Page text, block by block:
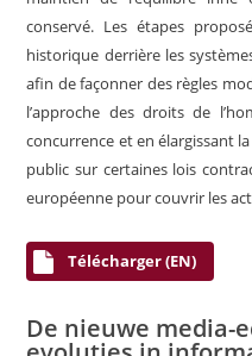
conservé. Les étapes
historique derrière les
afin de façonner des règles
l’approche des droits de
concurrence et en élargissant
public sur certaines lois
européenne pour couvrir les
Télécharger (EN)
De nieuwe media-